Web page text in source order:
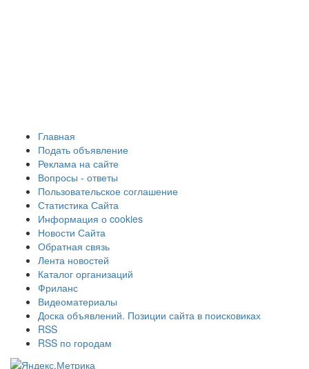
Главная
Подать объявление
Реклама на сайте
Вопросы - ответы
Пользовательское соглашение
Статистика Сайта
Информация о cookies
Новости Сайта
Обратная связь
Лента новостей
Каталог организаций
Фриланс
Видеоматериалы
Доска объявлений. Позиции сайта в поисковиках
RSS
RSS по городам